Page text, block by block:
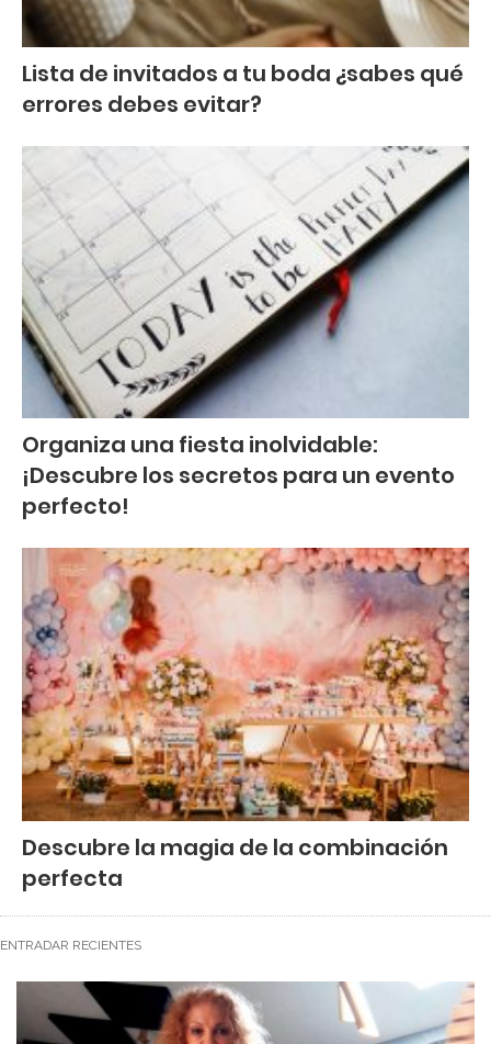
Lista de invitados a tu boda ¿sabes qué
errores debes evitar?
Organiza una fiesta inolvidable:
¡Descubre los secretos para un evento
perfecto!
Descubre la magia de la combinación
perfecta
ENTRADAR RECIENTES